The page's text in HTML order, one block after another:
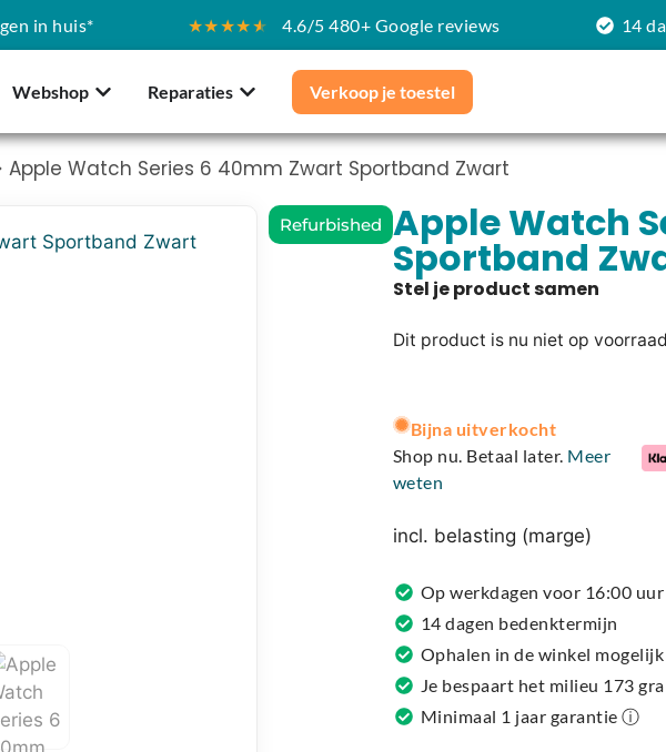
in huis* ★★★★★ 4.6/5 480+ Google reviews 14
Webshop Reparaties Verkoop je toestel
Apple Watch Series 6 40mm Zwart Sportband Zwart
Refurbished Apple Watch
Sportband
Dit product is nu niet op
l
t
e
n
t
i
v
e
:
Bijna uitverkocht
Shop nu. Betaal later. Meer
weten
incl. belasting (marge)
Op werkdagen voor 16:00
14 dagen bedenktermijn
Ophalen in de winkel mogelijk
Je bespaart het milieu 173
Minimaal 1 jaar garantie ⓘ